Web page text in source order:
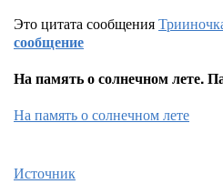
Это цитата сообщения
сообщение
На память о солнечном лете.
На память о солнечном лете
Источник